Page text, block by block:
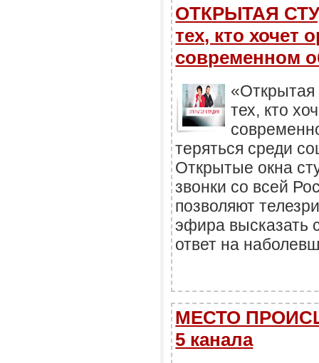
ОТКРЫТАЯ
тех, кто хочет
современном
«Открытая
тех, кто
теряться среди
Открытые окна
звонки со всей
позволяют
эфира высказать
ответ на
МЕСТО
5 канала